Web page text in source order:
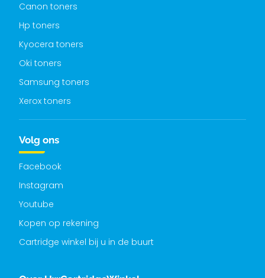
Canon toners
Hp toners
Kyocera toners
Oki toners
Samsung toners
Xerox toners
Volg ons
Facebook
Instagram
Youtube
Kopen op rekening
Cartridge winkel bij u in de buurt